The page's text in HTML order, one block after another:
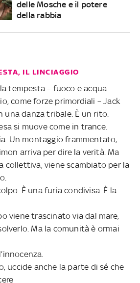
delle Mosche e il potere
della rabbia
IL LINCIAGGIO
tempesta – fuoco e acqua
come forze primordiali – Jack
una danza tribale. È un rito.
si muove come in trance.
Un montaggio frammentato,
arriva per dire la verità. Ma
collettiva, viene scambiato per la
È una furia condivisa. È la
viene trascinato via dal mare,
Ma la comunità è ormai
uccide anche la parte di sé che